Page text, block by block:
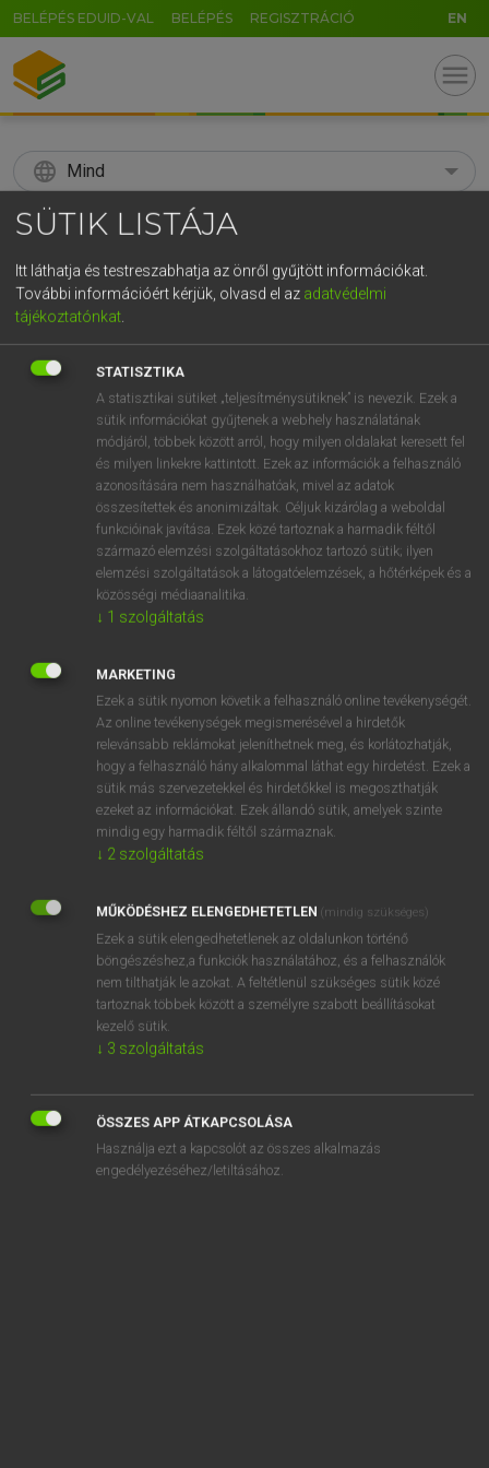
BELÉPÉS EDUID-VAL BELÉPÉS REGISZTRÁCIÓ EN
menu
language Mind
search
KERESÉS
Díjmentes angol szótár
(golyós) számológép
abakusz
keresése szótárainkban
DÍJMENTES ANGOL SZÓTÁR
AAA
abalone
MICROSOFT OFFICE BŐVÍTMÉNY
BEÉPÜLŐ SZÓTÁRMODUL
ONLINE NYELVVIZSGA
SÜTIK LISTÁJA
Itt láthatja és testreszabhatja az önről gyűjtött információkat.
További információért kérjük, olvasd el az adatvédelmi
tájékoztatónkat
STATISZTIKA
A statisztikai sütiket „teljesítménysütiknek” is nevezik. Ezek a
sütik információkat gyűjtenek a webhely használatának
módjáról, többek között arról, hogy milyen oldalakat keresett fel
és milyen linkekre kattintott. Ezek az információk a felhasználó
azonosítására nem használhatóak, mivel az adatok
összesítettek és anonimizáltak. Céljuk kizárólag a weboldal
funkcióinak javítása. Ezek közé tartoznak a harmadik féltől
származó elemzési szolgáltatásokhoz tartozó sütik; ilyen
elemzési szolgáltatások a látogatóelemzések, a hőtérképek és a
közösségi médiaanalitika.
↓ 1 szolgáltatás
MARKETING
Ezek a sütik nyomon követik a felhasználó online tevékenységét.
Az online tevékenységek megismerésével a hirdetők
relevánsabb reklámokat jeleníthetnek meg, és korlátozhatják,
hogy a felhasználó hány alkalommal láthat egy hirdetést. Ezek a
sütik más szervezetekkel és hirdetőkkel is megoszthatják
ezeket az információkat. Ezek állandó sütik, amelyek szinte
mindig egy harmadik féltől származnak.
↓ 2 szolgáltatás
MŰKÖDÉSHEZ ELENGEDHETETLEN (mindig szükséges)
Ezek a sütik elengedhetetlenek az oldalunkon történő
böngészéshez,a funkciók használatához, és a felhasználók
nem tilthatják le azokat. A feltétlenül szükséges sütik közé
tartoznak többek között a személyre szabott beállításokat
kezelő sütik.
↓ 3 szolgáltatás
ÖSSZES APP ÁTKAPCSOLÁSA
Használja ezt a kapcsolót az összes alkalmazás
engedélyezéséhez/letiltásához.
GR
5 6 7 8 9 ö ü ó
r t z u i o p ő ú
k l ű
n m , . - AltGr